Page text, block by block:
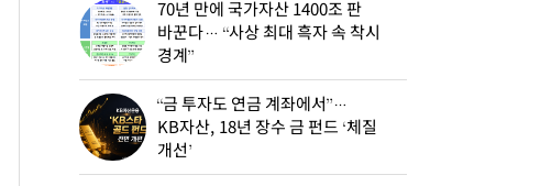
70년 만에 국가자산 1400조 판
바꾼다… “사상 최대 흑자 속 착시
경계”
“금 투자도 연금 계좌에서”…
KB자산, 18년 장수 금 펀드 ‘체질
개선’